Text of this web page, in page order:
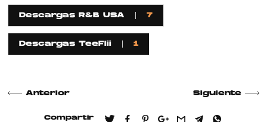
Descargas R&B USA 7
Descargas TeeFlii 1
Anterior Siguiente
Compartir